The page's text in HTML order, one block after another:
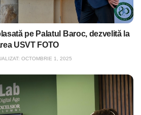
pe Palatul Baroc, dezvelită la
USVT FOTO
OCTOMBRIE 1, 2025